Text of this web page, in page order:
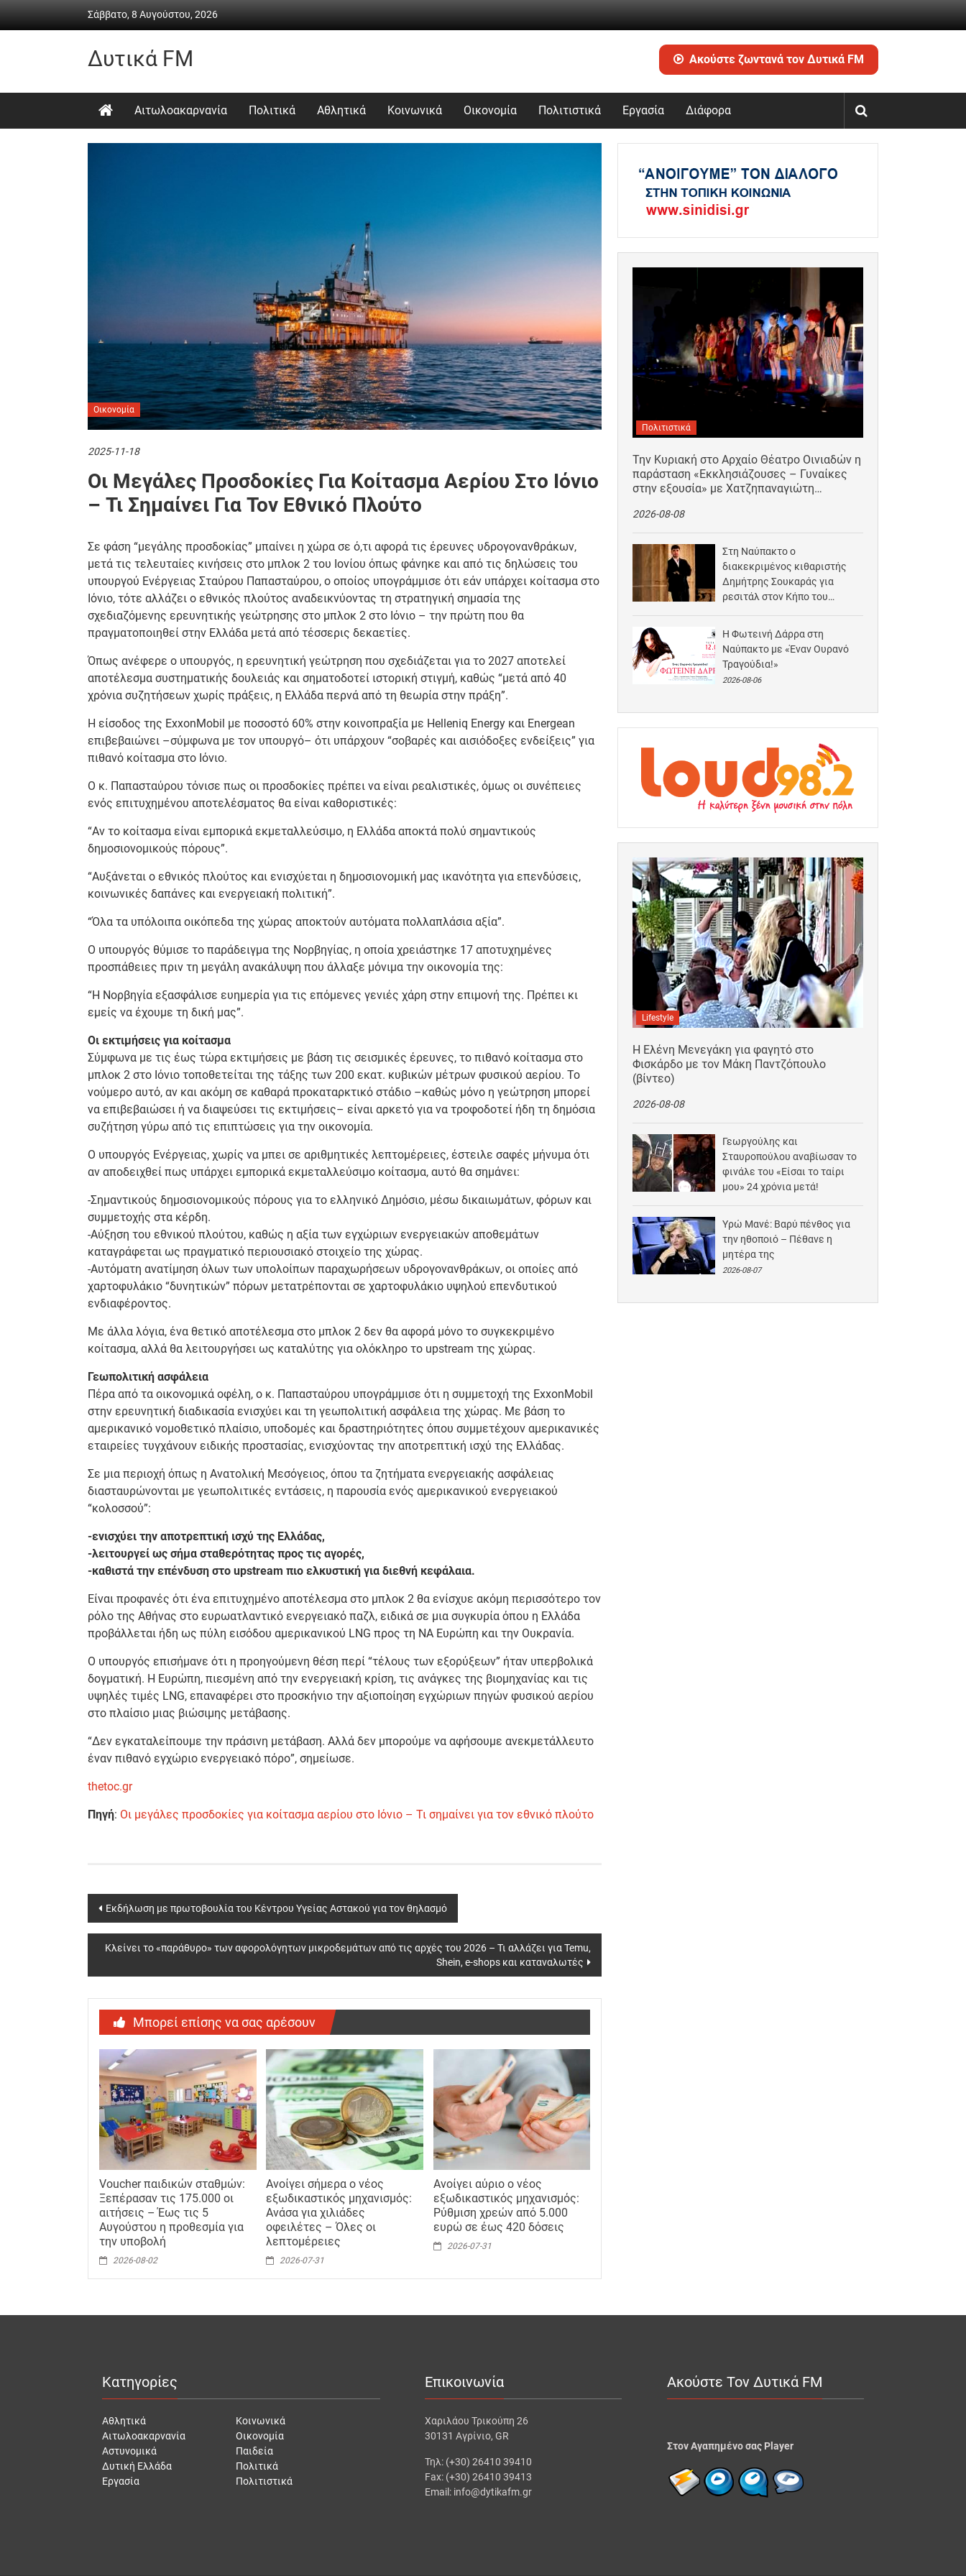
Σάββατο, 8 Αυγούστου, 2026
Δυτικά FM
Καθημερινή
Ακούστε ζωντανά τον Δυτικά FM
Αιτωλοακαρνανία Πολιτικά Αθλητικά Κοινωνικά Οικονομία Πολιτιστικά Εργασία Διάφορα
Οικονομία
2025-11-18
Οι Μεγάλες Προσδοκίες Για Κοίτασμα Αερίου Στο Ιόνιο
– Τι Σημαίνει Για Τον Εθνικό Πλούτο
Σε φάση “μεγάλης προσδοκίας” μπαίνει η χώρα σε ό,τι αφορά τις έρευνες υδρογονανθράκων,
μετά τις τελευταίες κινήσεις στο μπλοκ 2 του Ιονίου όπως φάνηκε και από τις δηλώσεις του
υπουργού Ενέργειας Σταύρου Παπασταύρου, ο οποίος υπογράμμισε ότι εάν υπάρχει κοίτασμα στο
Ιόνιο, τότε αλλάζει ο εθνικός πλούτος αναδεικνύοντας τη στρατηγική σημασία της
σχεδιαζόμενης ερευνητικής γεώτρησης στο μπλοκ 2 στο Ιόνιο – την πρώτη που θα
πραγματοποιηθεί στην Ελλάδα μετά από τέσσερις δεκαετίες.
Όπως ανέφερε ο υπουργός, η ερευνητική γεώτρηση που σχεδιάζεται για το 2027 αποτελεί
αποτέλεσμα συστηματικής δουλειάς και σηματοδοτεί ιστορική στιγμή, καθώς “μετά από 40
χρόνια συζητήσεων χωρίς πράξεις, η Ελλάδα περνά από τη θεωρία στην πράξη”.
Η είσοδος της ExxonMobil με ποσοστό 60% στην κοινοπραξία με Helleniq Energy και Energean
επιβεβαιώνει –σύμφωνα με τον υπουργό– ότι υπάρχουν “σοβαρές και αισιόδοξες ενδείξεις” για
πιθανό κοίτασμα στο Ιόνιο.
Ο κ. Παπασταύρου τόνισε πως οι προσδοκίες πρέπει να είναι ρεαλιστικές, όμως οι συνέπειες
ενός επιτυχημένου αποτελέσματος θα είναι καθοριστικές:
“Αν το κοίτασμα είναι εμπορικά εκμεταλλεύσιμο, η Ελλάδα αποκτά πολύ σημαντικούς
δημοσιονομικούς πόρους”.
“Αυξάνεται ο εθνικός πλούτος και ενισχύεται η δημοσιονομική μας ικανότητα για επενδύσεις,
κοινωνικές δαπάνες και ενεργειακή πολιτική”.
“Όλα τα υπόλοιπα οικόπεδα της χώρας αποκτούν αυτόματα πολλαπλάσια αξία”.
Ο υπουργός θύμισε το παράδειγμα της Νορβηγίας, η οποία χρειάστηκε 17 αποτυχημένες
προσπάθειες πριν τη μεγάλη ανακάλυψη που άλλαξε μόνιμα την οικονομία της:
“Η Νορβηγία εξασφάλισε ευημερία για τις επόμενες γενιές χάρη στην επιμονή της. Πρέπει κι
εμείς να έχουμε τη δική μας”.
Οι εκτιμήσεις για κοίτασμα
Σύμφωνα με τις έως τώρα εκτιμήσεις με βάση τις σεισμικές έρευνες, το πιθανό κοίτασμα στο
μπλοκ 2 στο Ιόνιο τοποθετείται της τάξης των 200 εκατ. κυβικών μέτρων φυσικού αερίου. Το
νούμερο αυτό, αν και ακόμη σε καθαρά προκαταρκτικό στάδιο –καθώς μόνο η γεώτρηση μπορεί
να επιβεβαιώσει ή να διαψεύσει τις εκτιμήσεις– είναι αρκετό για να τροφοδοτεί ήδη τη δημόσια
συζήτηση γύρω από τις επιπτώσεις για την οικονομία.
Ο υπουργός Ενέργειας, χωρίς να μπει σε αριθμητικές λεπτομέρειες, έστειλε σαφές μήνυμα ότι
αν αποδειχθεί πως υπάρχει εμπορικά εκμεταλλεύσιμο κοίτασμα, αυτό θα σημάνει:
-Σημαντικούς δημοσιονομικούς πόρους για το ελληνικό Δημόσιο, μέσω δικαιωμάτων, φόρων και
συμμετοχής στα κέρδη.
-Αύξηση του εθνικού πλούτου, καθώς η αξία των εγχώριων ενεργειακών αποθεμάτων
καταγράφεται ως πραγματικό περιουσιακό στοιχείο της χώρας.
-Αυτόματη ανατίμηση όλων των υπολοίπων παραχωρήσεων υδρογονανθράκων, οι οποίες από
χαρτοφυλάκιο “δυνητικών” πόρων μετατρέπονται σε χαρτοφυλάκιο υψηλού επενδυτικού
ενδιαφέροντος.
Με άλλα λόγια, ένα θετικό αποτέλεσμα στο μπλοκ 2 δεν θα αφορά μόνο το συγκεκριμένο
κοίτασμα, αλλά θα λειτουργήσει ως καταλύτης για ολόκληρο το upstream της χώρας.
Γεωπολιτική ασφάλεια
Πέρα από τα οικονομικά οφέλη, ο κ. Παπασταύρου υπογράμμισε ότι η συμμετοχή της ExxonMobil
στην ερευνητική διαδικασία ενισχύει και τη γεωπολιτική ασφάλεια της χώρας. Με βάση το
αμερικανικό νομοθετικό πλαίσιο, υποδομές και δραστηριότητες όπου συμμετέχουν αμερικανικές
εταιρείες τυγχάνουν ειδικής προστασίας, ενισχύοντας την αποτρεπτική ισχύ της Ελλάδας.
Σε μια περιοχή όπως η Ανατολική Μεσόγειος, όπου τα ζητήματα ενεργειακής ασφάλειας
διασταυρώνονται με γεωπολιτικές εντάσεις, η παρουσία ενός αμερικανικού ενεργειακού
“κολοσσού”:
-ενισχύει την αποτρεπτική ισχύ της Ελλάδας,
-λειτουργεί ως σήμα σταθερότητας προς τις αγορές,
-καθιστά την επένδυση στο upstream πιο ελκυστική για διεθνή κεφάλαια.
Είναι προφανές ότι ένα επιτυχημένο αποτέλεσμα στο μπλοκ 2 θα ενίσχυε ακόμη περισσότερο τον
ρόλο της Αθήνας στο ευρωατλαντικό ενεργειακό παζλ, ειδικά σε μια συγκυρία όπου η Ελλάδα
προβάλλεται ήδη ως πύλη εισόδου αμερικανικού LNG προς τη ΝΑ Ευρώπη και την Ουκρανία.
Ο υπουργός επισήμανε ότι η προηγούμενη θέση περί “τέλους των εξορύξεων” ήταν υπερβολικά
δογματική. Η Ευρώπη, πιεσμένη από την ενεργειακή κρίση, τις ανάγκες της βιομηχανίας και τις
υψηλές τιμές LNG, επαναφέρει στο προσκήνιο την αξιοποίηση εγχώριων πηγών φυσικού αερίου
στο πλαίσιο μιας βιώσιμης μετάβασης.
“Δεν εγκαταλείπουμε την πράσινη μετάβαση. Αλλά δεν μπορούμε να αφήσουμε ανεκμετάλλευτο
έναν πιθανό εγχώριο ενεργειακό πόρο”, σημείωσε.
thetoc.gr
Πηγή: Οι μεγάλες προσδοκίες για κοίτασμα αερίου στο Ιόνιο – Τι σημαίνει για τον εθνικό πλούτο
Post
navigation
Εκδήλωση με πρωτοβουλία του Κέντρου Υγείας Αστακού για τον θηλασμό
Κλείνει το «παράθυρο» των αφορολόγητων μικροδεμάτων από τις αρχές του 2026 – Τι αλλάζει για Temu,
Shein, e-shops και καταναλωτές
Μπορεί επίσης να σας αρέσουν
Voucher παιδικών σταθμών:
Ξεπέρασαν τις 175.000 οι
αιτήσεις – Έως τις 5
Αυγούστου η προθεσμία για
την υποβολή
2026-08-02
Ανοίγει σήμερα ο νέος
εξωδικαστικός μηχανισμός:
Ανάσα για χιλιάδες
οφειλέτες – Όλες οι
λεπτομέρειες
2026-07-31
Ανοίγει αύριο ο νέος
εξωδικαστικός μηχανισμός:
Ρύθμιση χρεών από 5.000
ευρώ σε έως 420 δόσεις
2026-07-31
Πολιτιστικά
Την Κυριακή στο Αρχαίο Θέατρο Οινιαδών η
παράσταση «Εκκλησιάζουσες – Γυναίκες
στην εξουσία» με Χατζηπαναγιώτη…
2026-08-08
Στη Ναύπακτο ο
διακεκριμένος κιθαριστής
Δημήτρης Σουκαράς για
ρεσιτάλ στον Κήπο του
Η Φωτεινή Δάρρα στη
Ναύπακτο με «Έναν Ουρανό
Τραγούδια!»
2026-08-06
Lifestyle
Η Ελένη Μενεγάκη για φαγητό στο
Φισκάρδο με τον Μάκη Παντζόπουλο
(βίντεο)
2026-08-08
Γεωργούλης και
Σταυροπούλου αναβίωσαν το
φινάλε του «Είσαι το ταίρι
μου» 24 χρόνια μετά!
Υρώ Μανέ: Βαρύ πένθος για
την ηθοποιό – Πέθανε η
μητέρα της
2026-08-07
Κατηγορίες
Αθλητικά
Αιτωλοακαρνανία
Αστυνομικά
Δυτική Ελλάδα
Εργασία
Κοινωνικά
Οικονομία
Παιδεία
Πολιτικά
Πολιτιστικά
Επικοινωνία
Χαριλάου Τρικούπη 26
30131 Αγρίνιο, GR
Τηλ: (+30) 26410 39410
Fax: (+30) 26410 39413
Email: info@dytikafm.gr
Ακούστε Τον Δυτικά FM
Στον Αγαπημένο σας Player